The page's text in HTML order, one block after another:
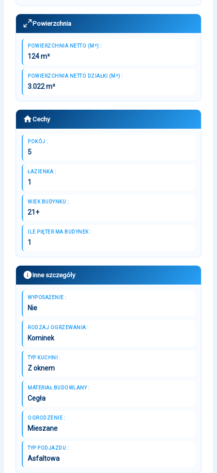
Powierzchnia
POWIERZCHNIA NETTO (M²) :
124 m²
POWIERZCHNIA NETTO DZIAŁKI (M²) :
3.022 m²
Cechy
POKÓJ :
5
ŁAZIENKA :
1
WIEK BUDYNKU :
21+
ILE PIĘTER MA BUDYNEK :
1
Inne szczegóły
WYPOSAŻENIE :
Nie
RODZAJ OGRZEWANIA :
Kominek
TYP KUCHNI :
Z oknem
MATERIAŁ BUDOWLANY :
Cegła
OGRODZENIE :
Mieszane
TYP PODJAZDU :
Asfaltowa